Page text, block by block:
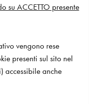
su ACCETTO presente
vengono rese
presenti sul sito nel
accessibile anche